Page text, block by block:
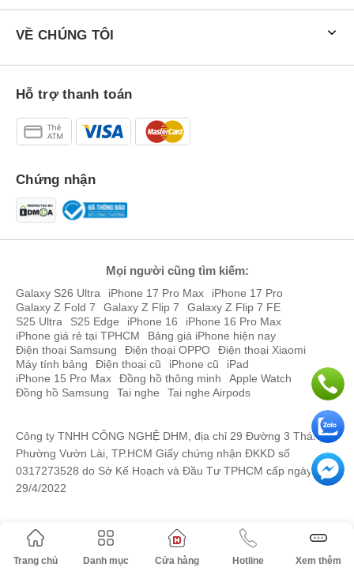
Trang chủ Danh mục Cửa hàng Hotline Xem thêm
VỀ CHÚNG TÔI
Hỗ trợ thanh toán
Chứng nhận
Mọi người cũng tìm kiếm:
Galaxy S26 Ultra iPhone 17 Pro Max
iPhone 17 Pro
Galaxy Z Fold 7
Galaxy Z Flip 7
Galaxy Z Flip 7 FE
S25 Ultra
S25 Edge iPhone 16
iPhone 16 Pro Max
iPhone giá rẻ tại TPHCM
Bảng giá iPhone hiện nay
Điện thoại Samsung
Điện thoại OPPO
Điện thoại Xiaomi
Máy tính bảng
Điện thoại cũ iPhone cũ
iPad
iPhone 15 Pro Max
Đồng hồ thông minh
Apple Watch
Đồng hồ Samsung
Tai nghe Tai nghe Airpods
Công ty TNHH CÔNG NGHỆ DHM, địa chỉ 29 Đường 3 Tháng 2,
Phường Vườn Lài, TP.HCM Giấy chứng nhận ĐKKD số
0317273528 do Sở Kế Hoạch và Đầu Tư TPHCM cấp ngày
29/4/2022